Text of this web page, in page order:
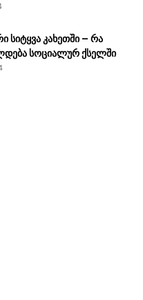
სიტყვა კახეთში – რა
სოციალურ ქსელში